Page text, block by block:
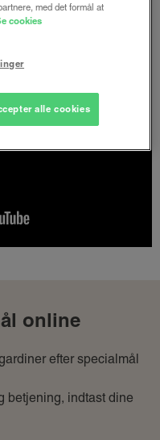
online
efter specialmål
betjening, indtast dine
med det formål at
cookies
alle cookies